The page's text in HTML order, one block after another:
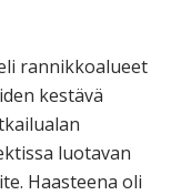
rannikkoalueet
kestävä
luotavan
Haasteena oli